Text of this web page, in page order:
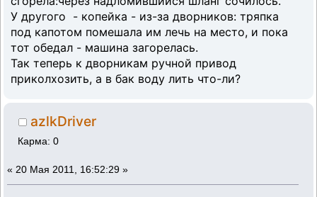
У другого - копейка - из-за дворников: тряпка
под капотом помешала им лечь на место, и пока
тот обедал - машина загорелась.
Так теперь к дворникам ручной привод
приколхозить, а в бак воду лить что-ли?
azlkDriver
Карма: 0
« 20 Мая 2011, 16:52:29 »